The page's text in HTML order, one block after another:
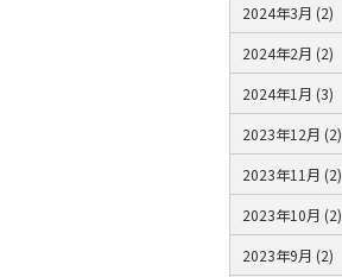
2024年3月 (2)
2024年2月 (2)
2024年1月 (3)
2023年12月 (2)
2023年11月 (2)
2023年10月 (2)
2023年9月 (2)